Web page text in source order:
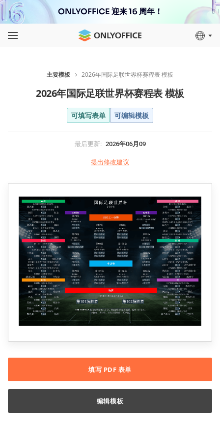
ONLYOFFICE 迎来 16 周年！
主要模板 2026年国际足联世界杯赛程表 模板
2026年国际足联世界杯赛程表 模板
可填写表单 可编辑模板
最后更新: 2026年06月09
提出修改建议
填写 PDF 表单
编辑模板